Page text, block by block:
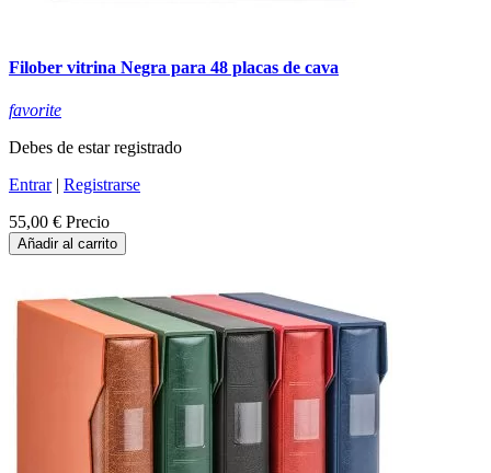
Filober vitrina Negra para 48 placas de cava
favorite
Debes de estar registrado
Entrar| Registrarse
55,00 € Precio
Añadir al carrito